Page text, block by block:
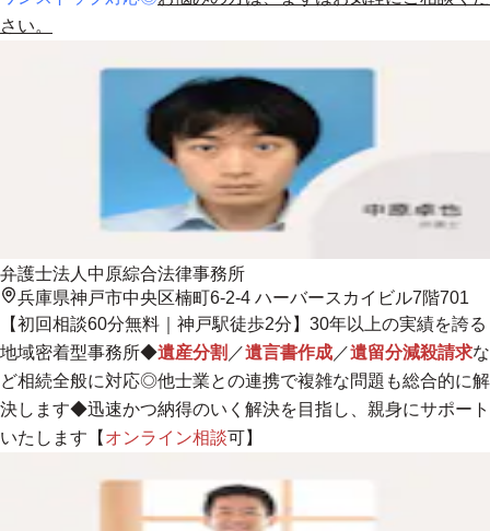
さい。
弁護士法人中原綜合法律事務所
兵庫県神戸市中央区楠町6-2-4 ハーバースカイビル7階701
【初回相談60分無料｜神戸駅徒歩2分】 30年以上の実績を誇る
地域密着型事務所◆遺産分割 ／遺言書作成 ／遺留分減殺請求な
ど相続全般に対応◎他士業との連携で複雑な問題も総合的に解
決します◆迅速かつ納得のいく解決を目指し、親身にサポート
いたします【 オンライン相談可】